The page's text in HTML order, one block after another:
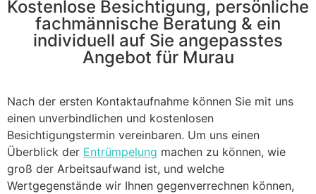
Kostenlose Besichtigung, persönliche
fachmännische Beratung & ein
individuell auf Sie angepasstes
Angebot für Murau
Nach der ersten Kontaktaufnahme können Sie mit uns
einen unverbindlichen und kostenlosen
Besichtigungstermin vereinbaren. Um uns einen
Überblick der Entrümpelung machen zu können, wie
groß der Arbeitsaufwand ist, und welche
Wertgegenstände wir Ihnen gegenverrechnen können,